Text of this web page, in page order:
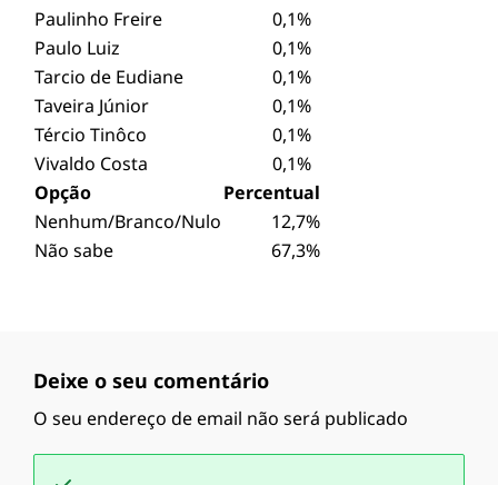
Paulinho Freire
0,1%
Paulo Luiz
0,1%
Tarcio de Eudiane
0,1%
Taveira Júnior
0,1%
Tércio Tinôco
0,1%
Vivaldo Costa
0,1%
Opção
Percentual
Nenhum/Branco/Nulo
12,7%
Não sabe
67,3%
Deixe o seu comentário
O seu endereço de email não será publicado